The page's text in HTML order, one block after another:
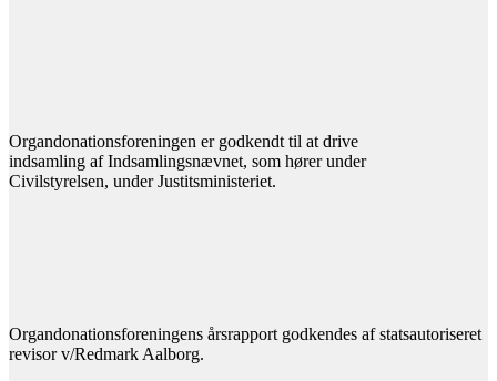
Organdonationsforeningen er godkendt til at drive
indsamling af Indsamlingsnævnet, som hører under
Civilstyrelsen, under Justitsministeriet.
Organdonationsforeningens årsrapport godkendes af statsautoriseret
revisor v/Redmark Aalborg.